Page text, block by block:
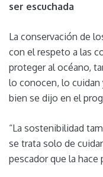
ser escuchada
La conservación de
con el respeto a las
proteger al océano,
lo conocen, lo cuidan
bien se dijo en el
“La sostenibilidad
se trata solo de
pescador que la hace